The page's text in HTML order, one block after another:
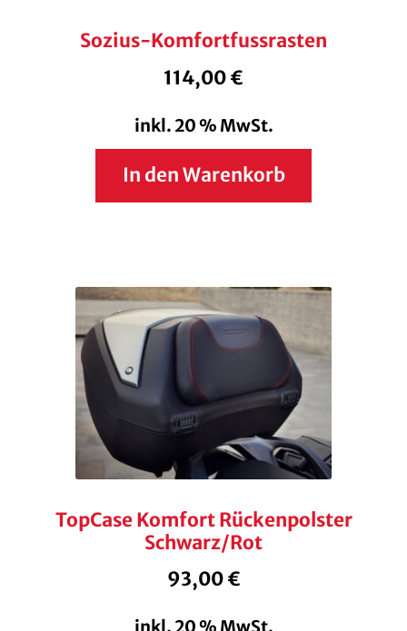
Sozius-Komfortfussrasten
114,00€
inkl. 20 % MwSt.
In den Warenkorb
TopCase Komfort Rückenpolster
Schwarz/Rot
93,00€